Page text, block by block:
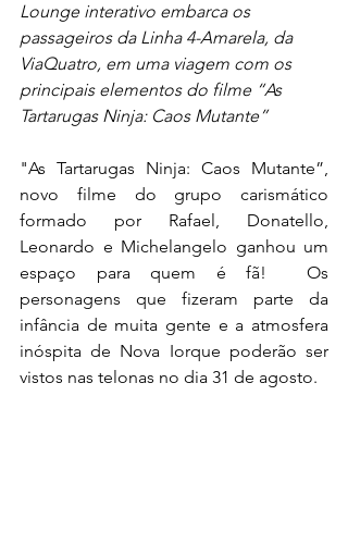
Lounge interativo embarca os
passageiros da Linha 4-Amarela, da
ViaQuatro, em uma viagem com os
principais elementos do filme “As
Tartarugas Ninja: Caos Mutante”
"As Tartarugas Ninja: Caos Mutante”,
novo filme do grupo carismático
formado por Rafael, Donatello,
Leonardo e Michelangelo ganhou um
espaço para quem é fã!  Os
personagens que fizeram parte da
infância de muita gente e a atmosfera
inóspita de Nova Iorque poderão ser
vistos nas telonas no dia 31 de agosto.